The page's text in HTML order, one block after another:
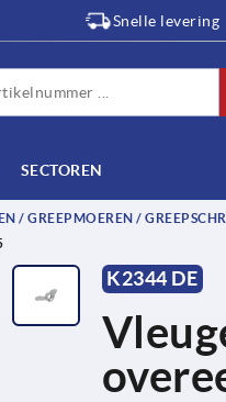
Snelle levering
SECTOREN
/ GREEPMOEREN /
K2344 DE